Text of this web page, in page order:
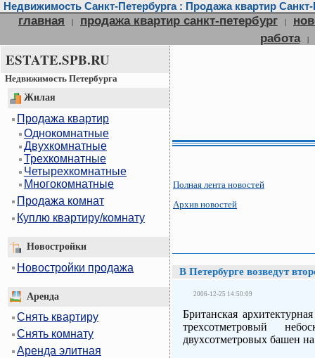
Недвижимость Санкт-Петербурга : Продажа квартир
главная | продажа квартир санкт-петербург |
работа
|
ESTATE.SPB.RU
Недвижимость Петербурга
Жилая
Продажа квартир
Однокомнатные
Двухкомнатные
Трехкомнатные
Четырехкомнатные
Многокомнатные
Продажа комнат
Куплю квартиру/комнату
Новостройки
Новостройки продажа
Аренда
Снять квартиру
Снять комнату
Аренда элитная
Полная лента новостей
Архив новостей
В Петербурге возведут
2006-12-25 14:50:09
Британская
трехсотметровый
двухсотметровых башен